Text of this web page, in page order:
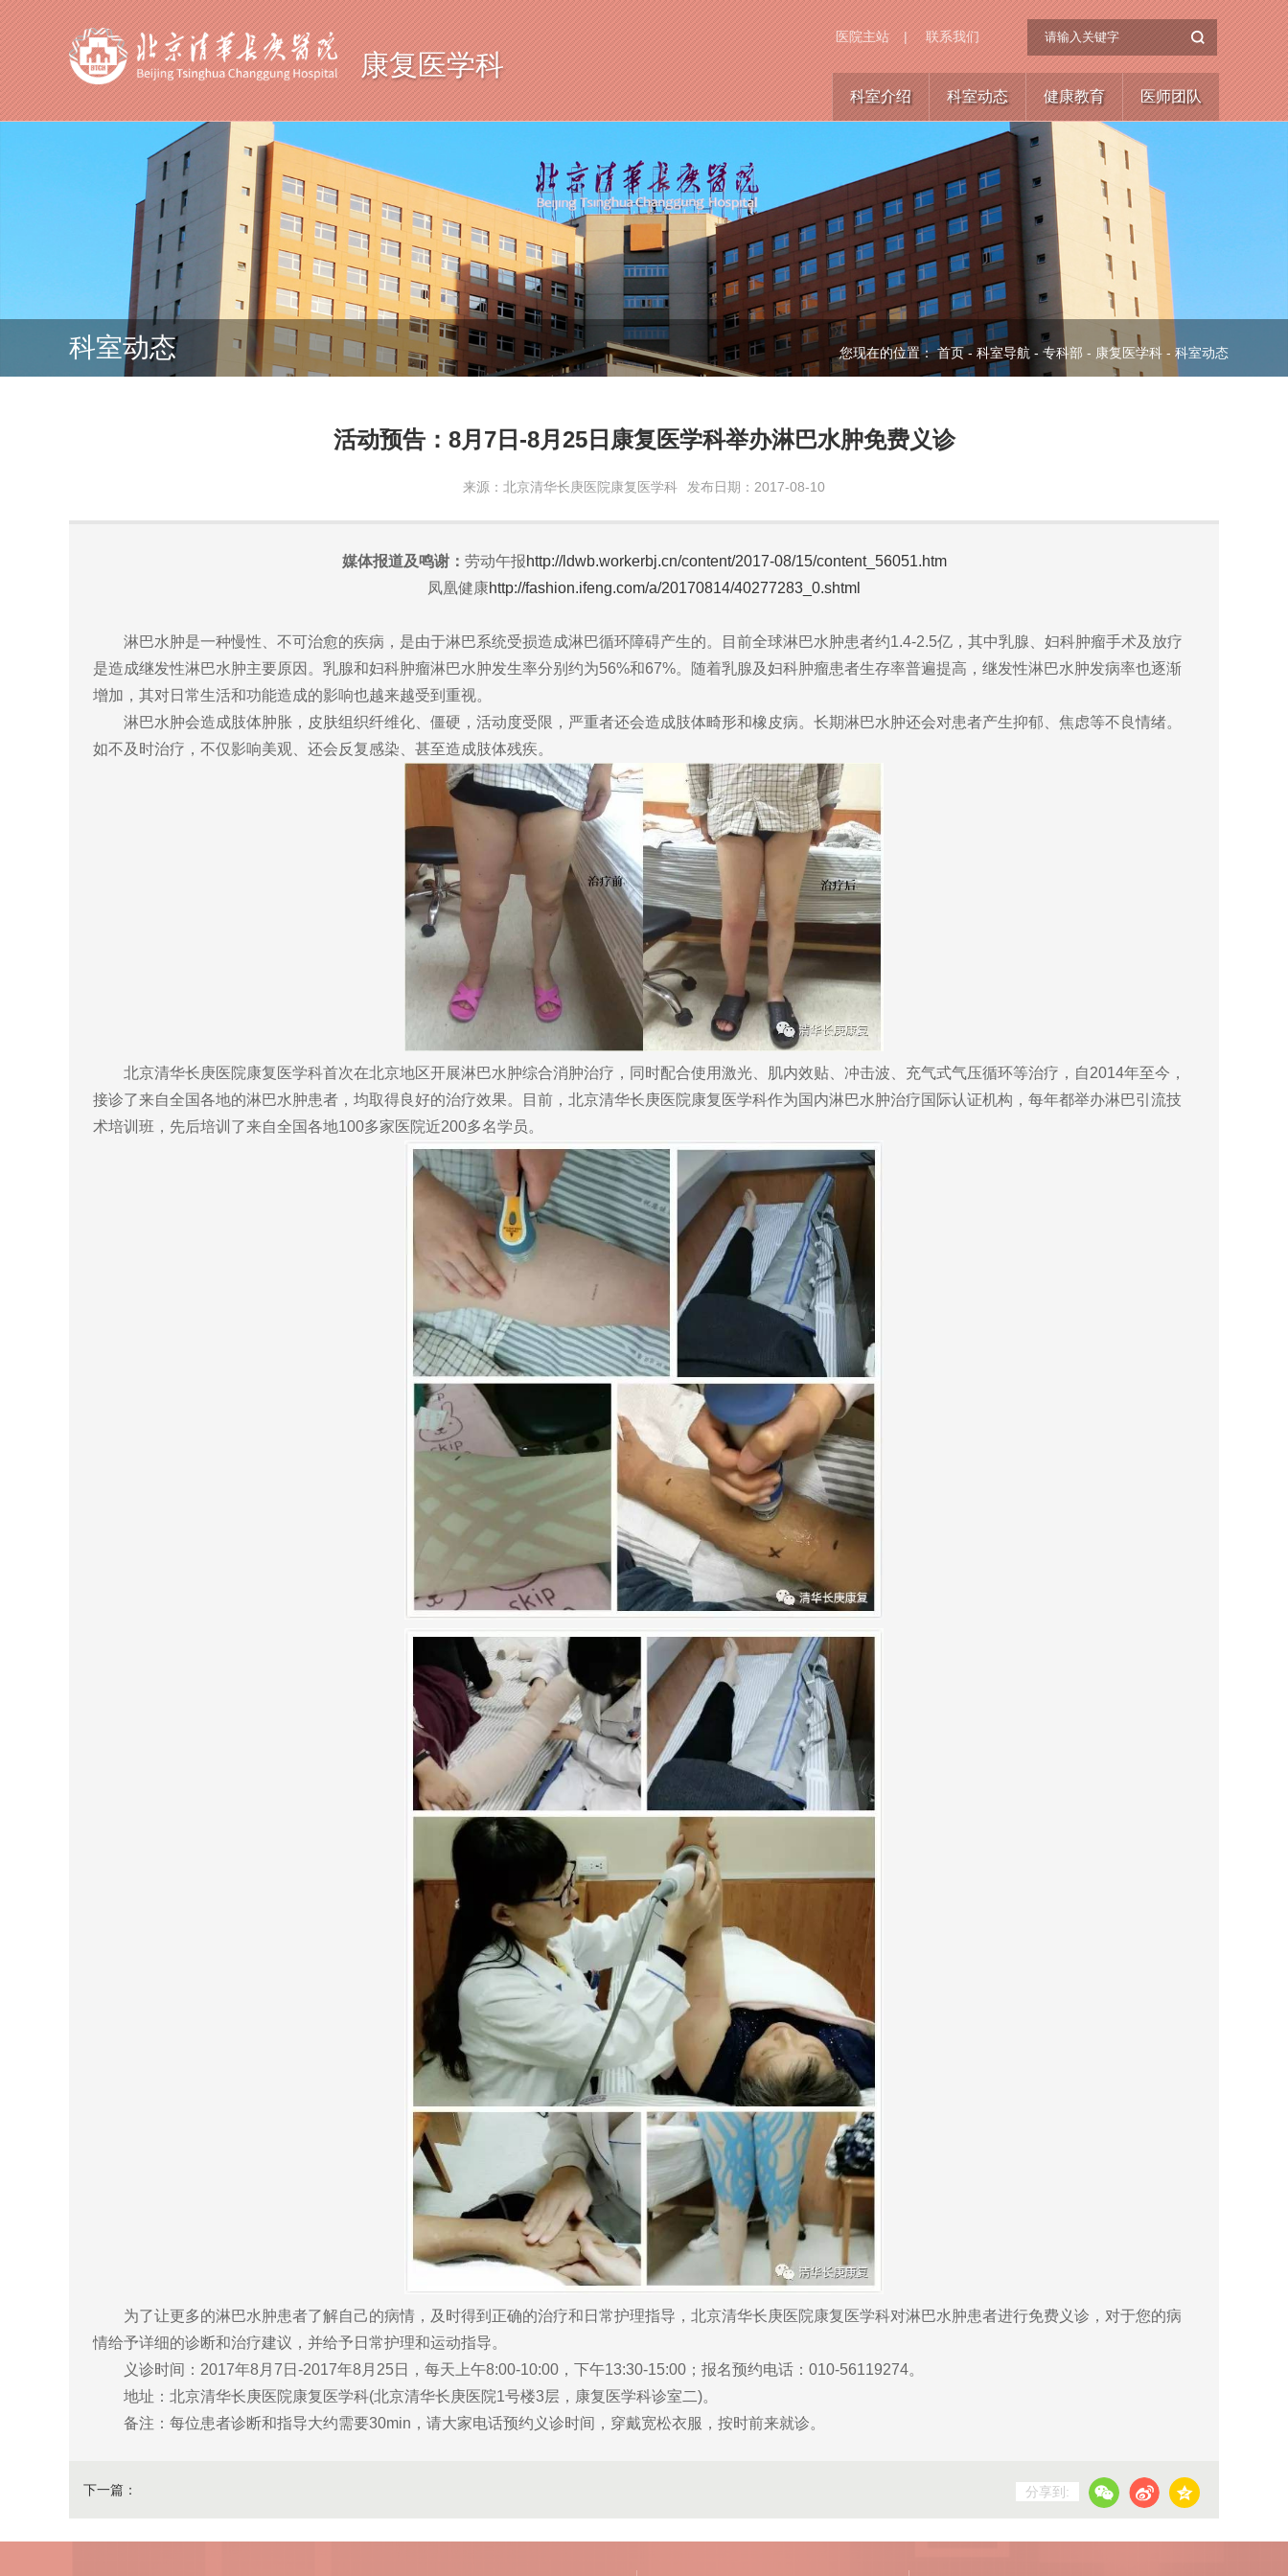
康复医学科
医院主站 | 联系我们
科室介绍 科室动态 健康教育 医师团队
科室动态 您现在的位置：首页- 科室导航 - 专科部 - 康复医学科 - 科室动态
活动预告：8月7日-8月25日康复医学科举办淋巴水肿免费义诊
来源：北京清华长庚医院康复医学科 发布日期：2017-08-10
媒体报道及鸣谢： 劳动午报http://ldwb.workerbj.cn/content/2017-08/15/content_56051.htm
凤凰健康http://fashion.ifeng.com/a/20170814/40277283_0.shtml
淋巴水肿是一种慢性、不可治愈的疾病，是由于淋巴系统受损造成淋巴循环障碍产生的。目前全球淋巴水肿患者约1.4-2.5亿，其中乳腺、妇科肿瘤手术及放疗
是造成继发性淋巴水肿主要原因。乳腺和妇科肿瘤淋巴水肿发生率分别约为56%和67%。随着乳腺及妇科肿瘤患者生存率普遍提高，继发性淋巴水肿发病率也逐渐
增加，其对日常生活和功能造成的影响也越来越受到重视。
淋巴水肿会造成肢体肿胀，皮肤组织纤维化、僵硬，活动度受限，严重者还会造成肢体畸形和橡皮病。长期淋巴水肿还会对患者产生抑郁、焦虑等不良情绪。
如不及时治疗，不仅影响美观、还会反复感染、甚至造成肢体残疾。
北京清华长庚医院康复医学科首次在北京地区开展淋巴水肿综合消肿治疗，同时配合使用激光、肌内效贴、冲击波、充气式气压循环等治疗，自2014年至今，
接诊了来自全国各地的淋巴水肿患者，均取得良好的治疗效果。目前，北京清华长庚医院康复医学科作为国内淋巴水肿治疗国际认证机构，每年都举办淋巴引流技
术培训班，先后培训了来自全国各地100多家医院近200多名学员。
为了让更多的淋巴水肿患者了解自己的病情，及时得到正确的治疗和日常护理指导，北京清华长庚医院康复医学科对淋巴水肿患者进行免费义诊，对于您的病
情给予详细的诊断和治疗建议，并给予日常护理和运动指导。
义诊时间：2017年8月7日-2017年8月25日，每天上午8:00-10:00，下午13:30-15:00；报名预约电话：010-56119274。
地址：北京清华长庚医院康复医学科(北京清华长庚医院1号楼3层，康复医学科诊室二)。
备注：每位患者诊断和指导大约需要30min，请大家电话预约义诊时间，穿戴宽松衣服，按时前来就诊。
下一篇： 分享到: